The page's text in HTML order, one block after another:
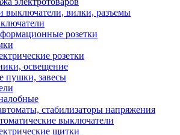
выключатели, вилки, разъемы
розетки
розетки
освещение
пушки, завесы
стабилизаторы напряжения
выключатели
щитки